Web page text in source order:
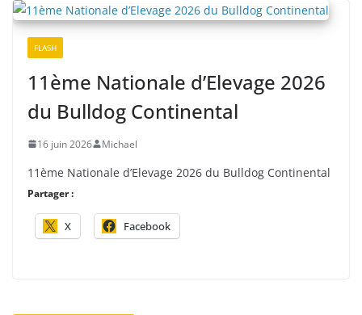
FLASH
11ème Nationale d’Elevage 2026
du Bulldog Continental
16 juin 2026 Michael
11ème Nationale d’Elevage 2026 du Bulldog Continental
Partager :
X Facebook